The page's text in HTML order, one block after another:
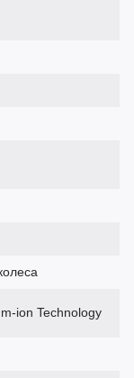
ion Technology